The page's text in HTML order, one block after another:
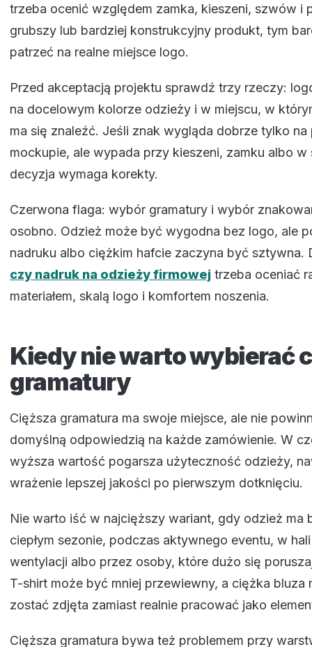
trzeba ocenić względem zamka, kieszeni, szwów i
grubszy lub bardziej konstrukcyjny produkt, tym
patrzeć na realne miejsce logo.
Przed akceptacją projektu sprawdź trzy rzeczy:
na docelowym kolorze odzieży i w miejscu, w
ma się znaleźć. Jeśli znak wygląda dobrze tylko na
mockupie, ale wypada przy kieszeni, zamku albo w
decyzja wymaga korekty.
Czerwona flaga: wybór gramatury i wybór
osobno. Odzież może być wygodna bez logo, ale
nadruku albo ciężkim hafcie zaczyna być sztywna.
czy nadruk na odzieży firmowej trzeba oceniać
materiałem, skalą logo i komfortem noszenia.
Kiedy nie warto wybierać
gramatury
Cięższa gramatura ma swoje miejsce, ale nie
domyślną odpowiedzią na każde zamówienie. W
wyższa wartość pogarsza użyteczność odzieży,
wrażenie lepszej jakości po pierwszym dotknięciu.
Nie warto iść w najcięższy wariant, gdy odzież ma
ciepłym sezonie, podczas aktywnego eventu, w
wentylacji albo przez osoby, które dużo się
T-shirt może być mniej przewiewny, a ciężka bluza
zostać zdjęta zamiast realnie pracować jako
Cięższa gramatura bywa też problemem przy